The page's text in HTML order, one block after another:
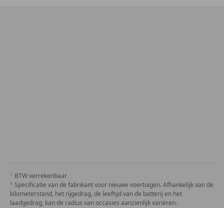
BTW verrekenbaar
Specificatie van de fabrikant voor nieuwe voertuigen. Afhankelijk van de
kilometerstand, het rijgedrag, de leeftijd van de batterij en het
laadgedrag, kan de radius van occasies aanzienlijk variëren.